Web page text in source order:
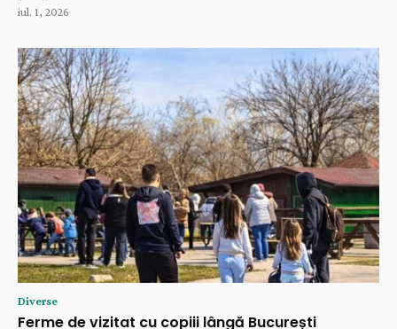
iul. 1, 2026
Diverse
Ferme de vizitat cu copiii lângă București